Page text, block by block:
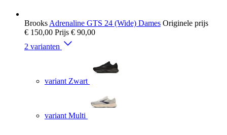
Brooks Adrenaline GTS 24 (Wide) Dames Originele prijs
€ 150,00 Prijs € 90,00
2 varianten
variant Zwart
variant Multi